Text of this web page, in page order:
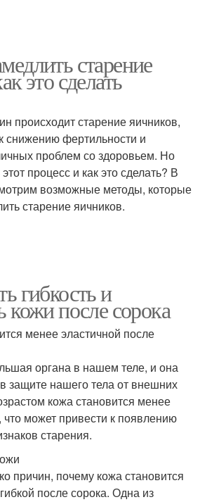
старение
это сделать
происходит старение яичников,
снижению фертильности и
проблем со здоровьем. Но
процесс и как это сделать? В
возможные методы, которые
старение яичников.
гибкость и
кожи после сорока
менее эластичной после
органа в нашем теле, и она
защите нашего тела от внешних
кожа становится менее
что может привести к появлению
старения.
причин, почему кожа становится
после сорока. Одна из